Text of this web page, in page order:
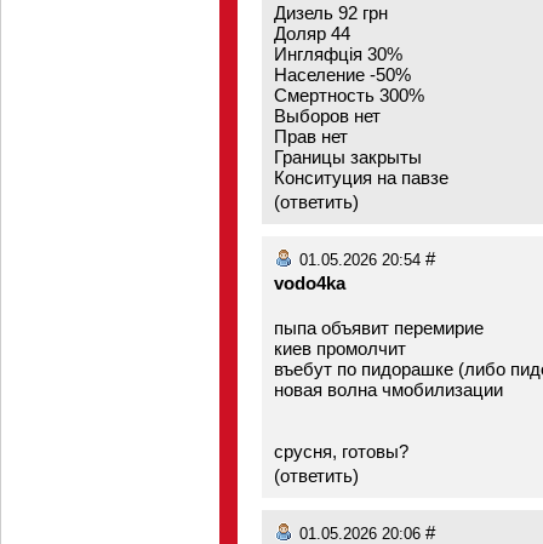
Дизель 92 грн
Доляр 44
Ингляфцiя 30%
Население -50%
Смертность 300%
Выборов нет
Прав нет
Границы закрыты
Конситуция на павзе
(ответить)
01.05.2026 20:54 #
vodo4ka
пыпа объявит перемирие
киев промолчит
въебут по пидорашке (либо
новая волна чмобилизации
срусня, готовы?
(ответить)
01.05.2026 20:06 #